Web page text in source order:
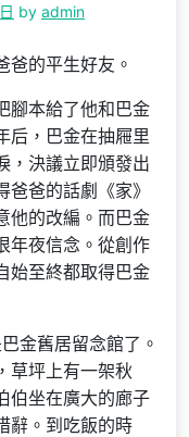
by admin
爸的平生好友。
腳本給了他和巴金
后，巴金在抽屜里
，決議立即頒發出
爸的話劇《家》
他的改編。而巴金
年夜信念。從創作
始至終都取得巴金
金舊居留念館了。
草坪上有一架秋
伯坐在廣大的廊子
辭。到吃飯的時